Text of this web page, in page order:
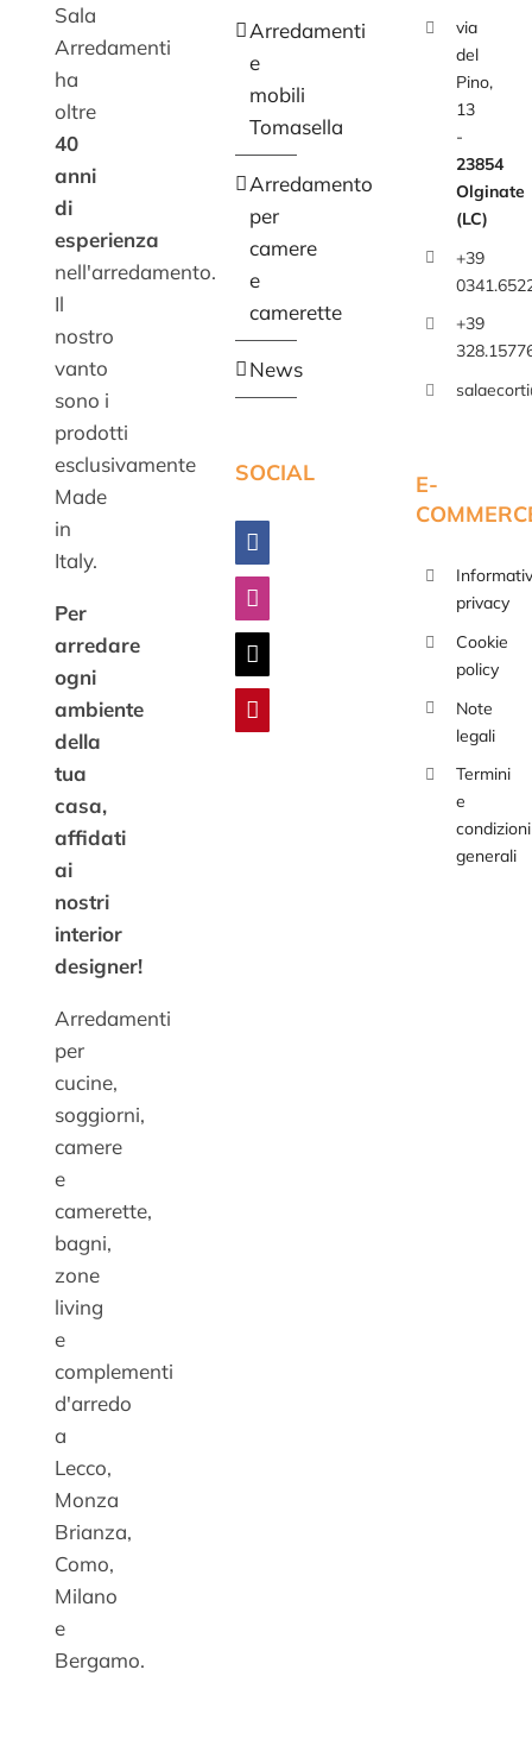
Sala
Arredamenti
ha
oltre
40
anni
di
esperienza
nell'arredamento.
Il
nostro
vanto
sono i
prodotti
esclusivamente
Made
in
Italy.
Per
arredare
ogni
ambiente
della
tua
casa,
affidati
ai
nostri
interior
designer!
Arredamenti
per
cucine,
soggiorni,
camere
e
camerette,
bagni,
zone
living
e
complementi
d'arredo
a
Lecco,
Monza
Brianza,
Como,
Milano
e
Bergamo.
Arredamenti
e
mobili
Tomasella
Arredamento
per
camere
e
camerette
News
SOCIAL
via
del
Pino,
13
-
23854
Olginate
(LC)
+39
+39
E-
privacy
Cookie
policy
Note
legali
Termini
e
condizioni
generali